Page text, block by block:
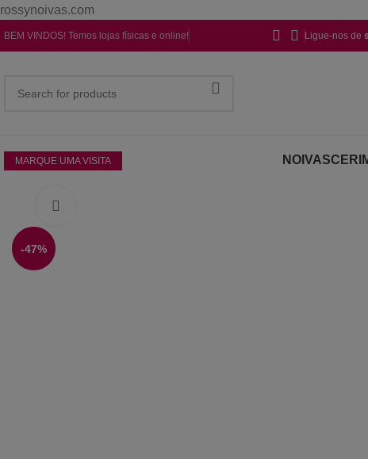
rossynoivas.com
BEM VINDOS! Temos lojas físicas e online! Ligue-nos de
MARQUE UMA VISITA NOIVAS
-47%